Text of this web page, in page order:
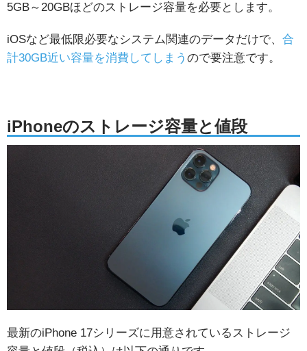
5GB～20GBほどのストレージ容量を必要とします。
iOSなど最低限必要なシステム関連のデータだけで、 合
計30GB近い容量を消費してしまう ので要注意です。
iPhoneのストレージ容量と値段
最新のiPhone 17シリーズに用意されているストレージ